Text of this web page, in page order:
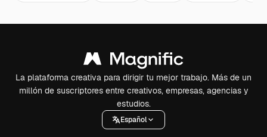
La plataforma creativa para dirigir tu mejor trabajo. Más de un
millón de suscriptores entre creativos, empresas, agencias y
estudios.
Español